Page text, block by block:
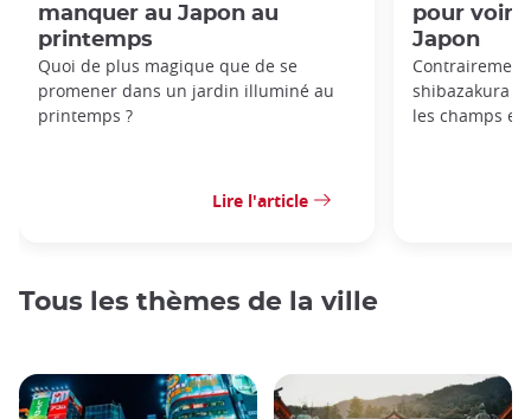
manquer au Japon au
printemps
Quoi de plus magique que de se
promener dans un jardin illuminé au
printemps ?
Lire l'article
pour voir
Japon
shibazakura
les champs
Tous les thèmes de la ville